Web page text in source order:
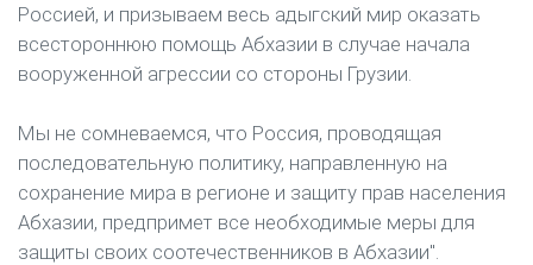
Россией, и призываем весь адыгский мир оказать
всестороннюю помощь Абхазии в случае начала
вооруженной агрессии со стороны Грузии.
Мы не сомневаемся, что Россия, проводящая
последовательную политику, направленную на
сохранение мира в регионе и защиту прав населения
Абхазии, предпримет все необходимые меры для
защиты своих соотечественников в Абхазии".